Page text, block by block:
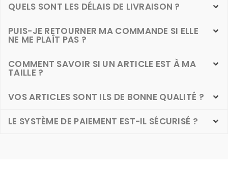
QUELS SONT LES DÉLAIS DE LIVRAISON ?
PUIS-JE RETOURNER MA COMMANDE SI ELLE
NE ME PLAÎT PAS ?
COMMENT SAVOIR SI UN ARTICLE EST À MA
TAILLE ?
VOS ARTICLES SONT ILS DE BONNE QUALITÉ ?
LE SYSTÈME DE PAIEMENT EST-IL SÉCURISÉ ?